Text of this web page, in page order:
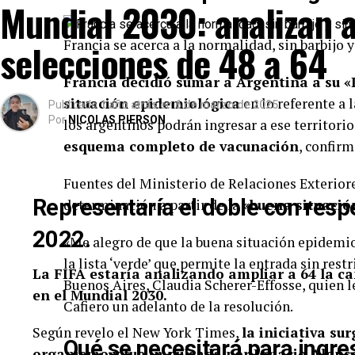
Francia se acerca a la normalidad, sin barbijo
Francia decidió sumar a Argentina a su
situación epidemiológicaen lo referente a
los argentinos podrán ingresar a ese
esquema completo de vacunación,
Fuentes del Ministerio de Relaciones
determinación a partir de la «buena
«Me alegro de que la buena situación
la lista ‘verde’ que permite la entrada sin
Buenos Aires, Claudia Scherer-Effosse,
Cafiero un adelanto de la resolución.
Qué se necesitará para
Mundial 2030: analizan
selecciones de 48 a 64
Publicado1 año atrásen6 de marzo de 2025
Por NICOLAS PIERSON
Representaría el doble con
2022.
La FIFA estaría analizando ampliar a 64 la
en el Mundial 2030.
Según revelo el New York Times,la iniciativa